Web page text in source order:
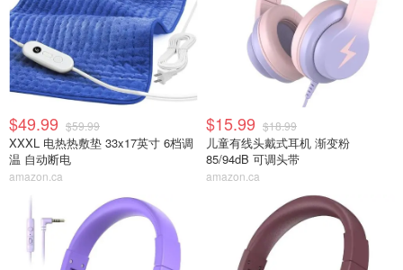
$49.99 $59.99
XXXL 电热热敷垫 33x17英寸 6档调
温 自动断电
amazon.ca
$15.99 $18.99
儿童有线头戴式耳机 渐变粉
85/94dB 可调头带
amazon.ca